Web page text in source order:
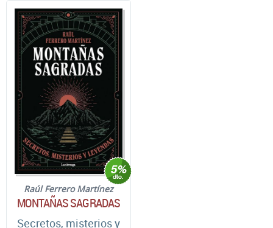
Raúl Ferrero Martínez
MONTAÑAS SAGRADAS
Secretos, misterios y